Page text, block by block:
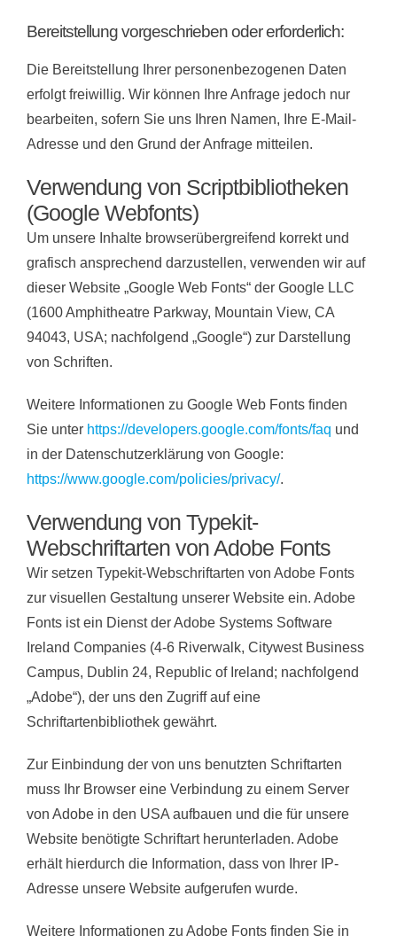
Bereitstellung vorgeschrieben oder erforderlich:
Die Bereitstellung Ihrer personenbezogenen Daten
erfolgt freiwillig. Wir können Ihre Anfrage jedoch nur
bearbeiten, sofern Sie uns Ihren Namen, Ihre E-Mail-
Adresse und den Grund der Anfrage mitteilen.
Verwendung von Scriptbibliotheken
(Google Webfonts)
Um unsere Inhalte browserübergreifend korrekt und
grafisch ansprechend darzustellen, verwenden wir auf
dieser Website „Google Web Fonts“ der Google LLC
(1600 Amphitheatre Parkway, Mountain View, CA
94043, USA; nachfolgend „Google“) zur Darstellung
von Schriften.
Weitere Informationen zu Google Web Fonts finden
Sie unter https://developers.google.com/fonts/faq und
in der Datenschutzerklärung von Google:
https://www.google.com/policies/privacy/.
Verwendung von Typekit-
Webschriftarten von Adobe Fonts
Wir setzen Typekit-Webschriftarten von Adobe Fonts
zur visuellen Gestaltung unserer Website ein. Adobe
Fonts ist ein Dienst der Adobe Systems Software
Ireland Companies (4-6 Riverwalk, Citywest Business
Campus, Dublin 24, Republic of Ireland; nachfolgend
„Adobe“), der uns den Zugriff auf eine
Schriftartenbibliothek gewährt.
Zur Einbindung der von uns benutzten Schriftarten
muss Ihr Browser eine Verbindung zu einem Server
von Adobe in den USA aufbauen und die für unsere
Website benötigte Schriftart herunterladen. Adobe
erhält hierdurch die Information, dass von Ihrer IP-
Adresse unsere Website aufgerufen wurde.
Weitere Informationen zu Adobe Fonts finden Sie in